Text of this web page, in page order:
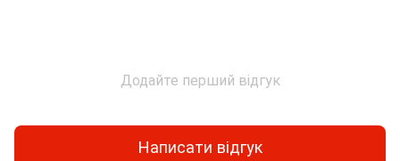
Додайте перший відгук
Написати відгук